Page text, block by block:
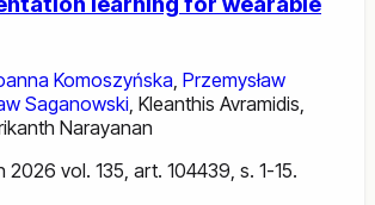
Komoszyńska Przemysław
Saganowski Kleanthis Avramidis
Narayanan
2026 vol. 135, art. 104439, s. 1-15.